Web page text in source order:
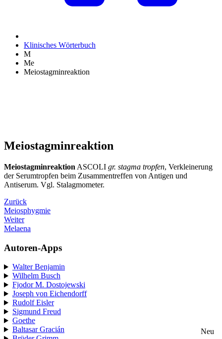
Klinisches Wörterbuch
M
Me
Meiostagminreaktion
Meiostagminreaktion
Meiostagminreaktion ASCOLI gr. stagma tropfen, Verkleinerung
der Serumtropfen beim Zusammentreffen von Antigen und
Antiserum. Vgl. Stalagmometer.
Zurück
Meiosphygmie
Weiter
Melaena
Autoren-Apps
Walter Benjamin
Wilhelm Busch
Fjodor M. Dostojewski
Joseph von Eichendorff
Rudolf Eisler
Sigmund Freud
Goethe
Baltasar Gracián
Neu